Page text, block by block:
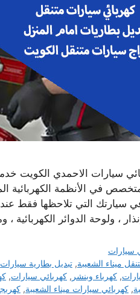
سيارات الاحمدي الكويت
في الأنظمة الكهربائية
في سيارتك التي تلاحظها فقط
، ولوحة الدوائر الكهربائية ،
سيارات
ميناء الشعيبة,تبديل بطارية سيارات
, كهرباء وبنشر , كهربائي سيارات,
, كهربائي سيارات ميناء الشعيبة,